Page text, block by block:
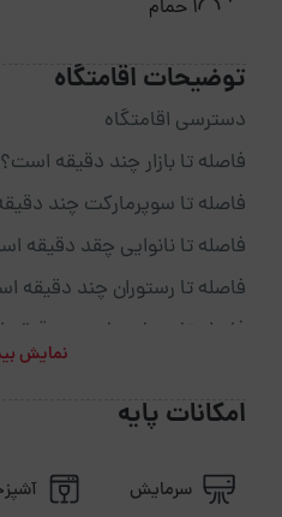
1 حمام
توضیحات اقامتگاه
دسترسی اقامتگاه
فاصله تا بازار چند دقیقه است؟ 45 دقیقه
فاصله تا سوپرمارکت چند دقیقه
فاصله تا نانوایی چقد دقیقه است؟ 5
فاصله تا رستوران چند دقیقه است؟ 5
فاصله تا بیمارستان چنددقیقه است؟
فاصله تا کافی شاپ چنددقیقه است؟
فاصله تا پاساژ چنددقیقه است؟ 10 دقیقه
فاصله تا فرودگاه چنددقیقه است؟ 30
نمایش
امکانات پایه
سرمایش